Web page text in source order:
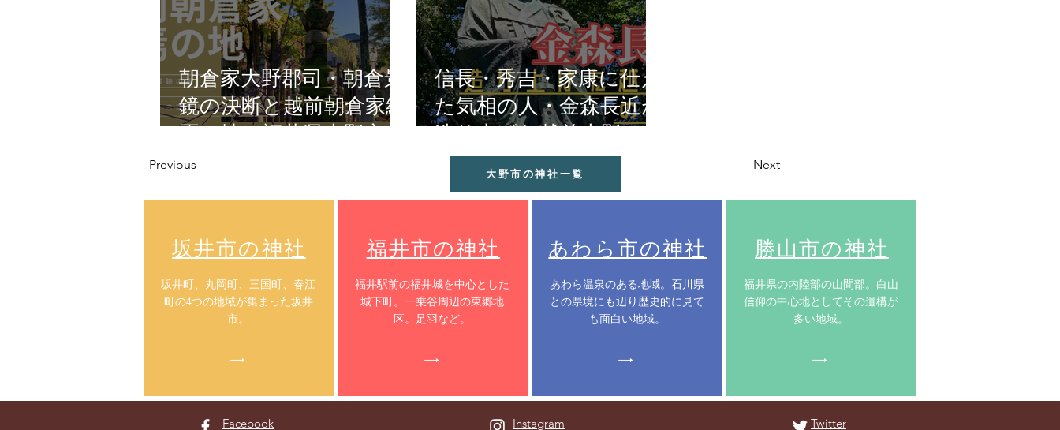
朝倉家大野郡司・朝倉景
鏡の決断と越前朝倉家終
焉の地・福井県大野市
信長・秀吉・家康に仕え
た気相の人・金森長近が
造り上げた越前大野の城
下町
Previous
大野市の神社一覧
Next
​坂井市の神社
​坂井町、丸岡町、三国町、春江
町の4つの地域が集まった坂井
市。
福井市の神社
​福井駅前の福井城を中心とした
城下町。一乗谷周辺の東郷地
区。足羽など。
あわら市の神社
​あわら温泉のある地域。石川県
との県境にも辺り歴史的に見て
も面白い地域。
​勝山市の神社
​福井県の内陸部の山間部。白山
信仰の中心地としてその遺構が
多い地域。
Facebook Instagram Twitter